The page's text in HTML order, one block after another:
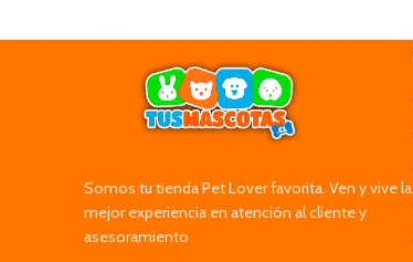
Somos tu tienda Pet Lover favorita. Ven y vive la
mejor experiencia en atención al cliente y
asesoramiento